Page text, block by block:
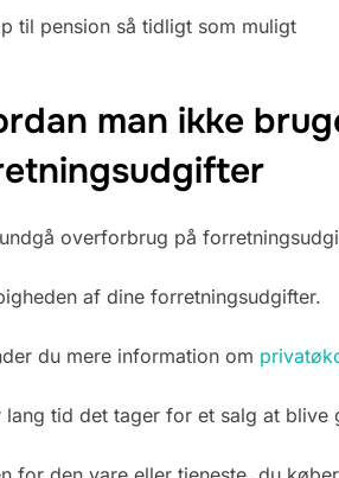
til pension så tidligt som muligt
man ikke
overforbrug på
af dine forretningsudgifter.
du mere information om
lang tid det tager for et salg at blive